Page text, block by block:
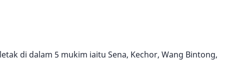
di dalam 5 mukim iaitu Sena, Kechor, Wang Bintong,